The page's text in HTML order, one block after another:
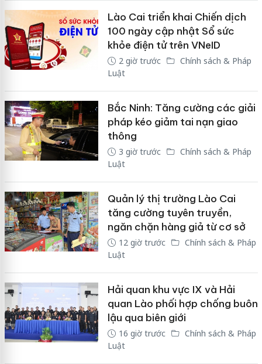
Lào Cai triển khai Chiến dịch
100 ngày cập nhật Sổ sức
khỏe điện tử trên VNeID
2 giờ trước
Chính sách & Pháp
Luật
Bắc Ninh: Tăng cường các giải
pháp kéo giảm tai nạn giao
thông
3 giờ trước
Chính sách & Pháp
Luật
Quản lý thị trường Lào Cai
tăng cường tuyên truyền,
ngăn chặn hàng giả từ cơ sở
12 giờ trước
Chính sách & Pháp
Luật
Hải quan khu vực IX và Hải
quan Lào phối hợp chống buôn
lậu qua biên giới
16 giờ trước
Chính sách & Pháp
Luật